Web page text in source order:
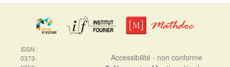
ISSN :
0373-
Accessibilité - non conforme